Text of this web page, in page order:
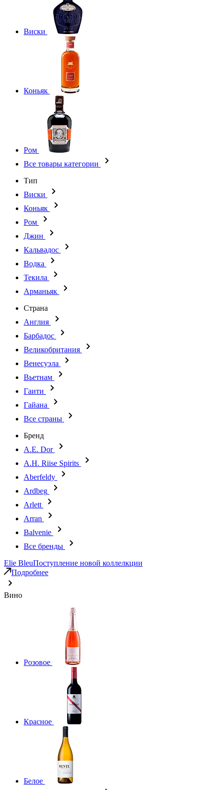
Виски
Коньяк
Ром
Все товары категории
Тип
Виски
Коньяк
Ром
Джин
Кальвадос
Водка
Текила
Арманьяк
Страна
Англия
Барбадос
Великобритания
Венесуэла
Вьетнам
Гаити
Гайана
Все страны
Бренд
A.E. Dor
A.H. Riise Spirits
Aberfeldy
Ardbeg
Arlett
Arran
Balvenie
Все бренды
Elie BleuПоступление новой коллелкции
Подробнее
Вино
Розовое
Красное
Белое